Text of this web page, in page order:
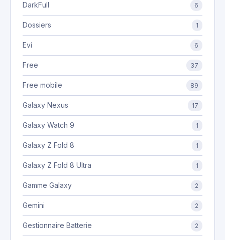
DarkFull 6
Dossiers 1
Evi 6
Free 37
Free mobile 89
Galaxy Nexus 17
Galaxy Watch 9 1
Galaxy Z Fold 8 1
Galaxy Z Fold 8 Ultra 1
Gamme Galaxy 2
Gemini 2
Gestionnaire Batterie 2